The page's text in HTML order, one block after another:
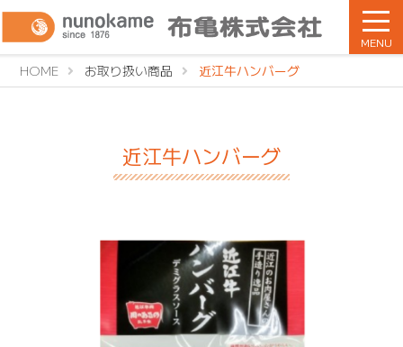
MENU
HOME お取り扱い商品 近江牛ハンバーグ
近江牛ハンバーグ